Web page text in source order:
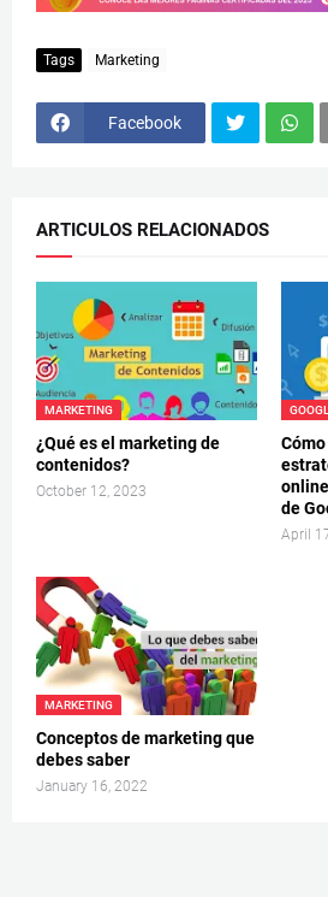
Tags Marketing
Facebook
ARTICULOS RELACIONADOS
MARKETING
¿Qué es el marketing de
contenidos?
October 12, 2023
de
April
MARKETING
Conceptos de marketing que
debes saber
January 16, 2022